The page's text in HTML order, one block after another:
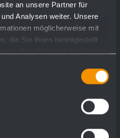
an unsere Partner für
Analysen weiter. Unsere
möglicherweise mit
die Sie ihnen bereitgestellt